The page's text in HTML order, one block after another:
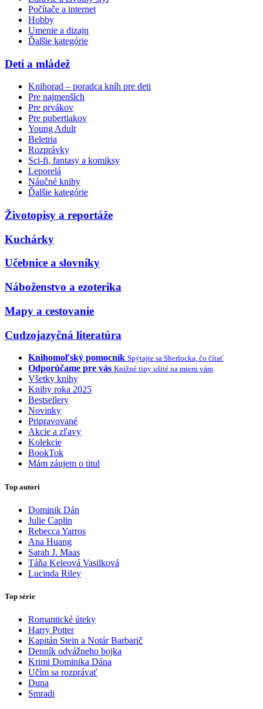
Počítače a internet
Hobby
Umenie a dizajn
Ďalšie kategórie
Deti a mládež
Knihorad – poradca kníh pre deti
Pre najmenších
Pre prvákov
Pre pubertiakov
Young Adult
Beletria
Rozprávky
Sci-fi, fantasy a komiksy
Leporelá
Náučné knihy
Ďalšie kategórie
Životopisy a reportáže
Kuchárky
Učebnice a slovníky
Náboženstvo a ezoterika
Mapy a cestovanie
Cudzojazyčná literatúra
Knihomoľský pomocník Spýtajte sa Sherlocka, čo čítať
Odporúčame pre vás Knižné tipy ušité na mieru vám
Všetky knihy
Knihy roka 2025
Bestsellery
Novinky
Pripravované
Akcie a zľavy
Kolekcie
BookTok
Mám záujem o titul
Top autori
Dominik Dán
Julie Caplin
Rebecca Yarros
Ana Huang
Sarah J. Maas
Táňa Keleová Vasilková
Lucinda Riley
Top série
Romantické úteky
Harry Potter
Kapitán Stein a Notár Barbarič
Denník odvážneho bojka
Krimi Dominika Dána
Učím sa rozprávať
Duna
Smradi